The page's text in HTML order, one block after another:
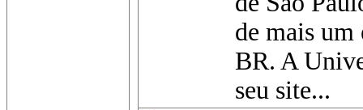
de mais
BR. A
seu site...